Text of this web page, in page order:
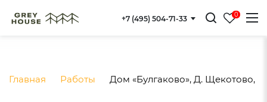
+7 (495) 504-71-33 0
Главная Работы Дом «Булгаково», Д. Щекотово,